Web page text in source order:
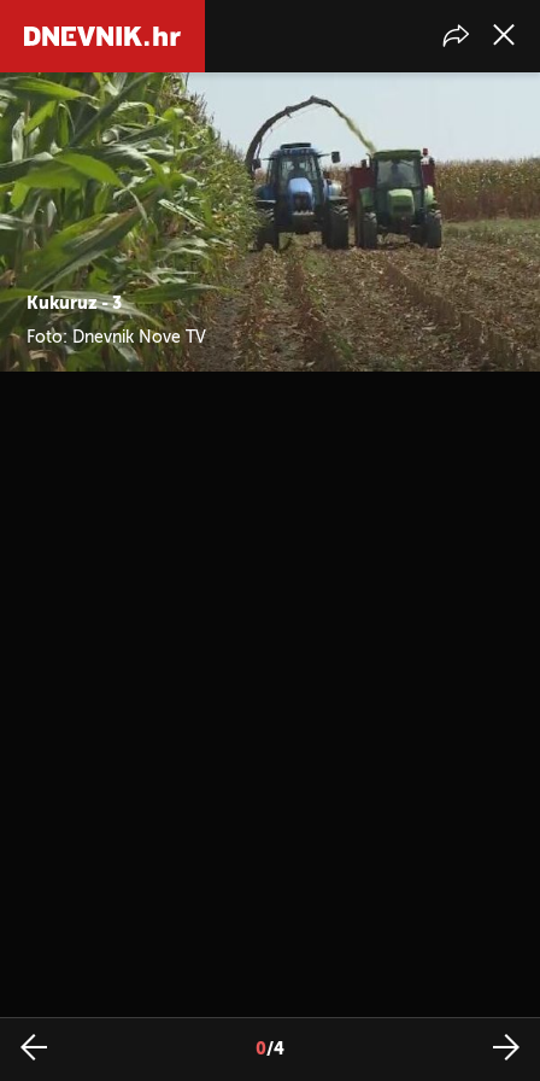
Kukuruz - 3
Foto: Dnevnik Nove TV
0/4